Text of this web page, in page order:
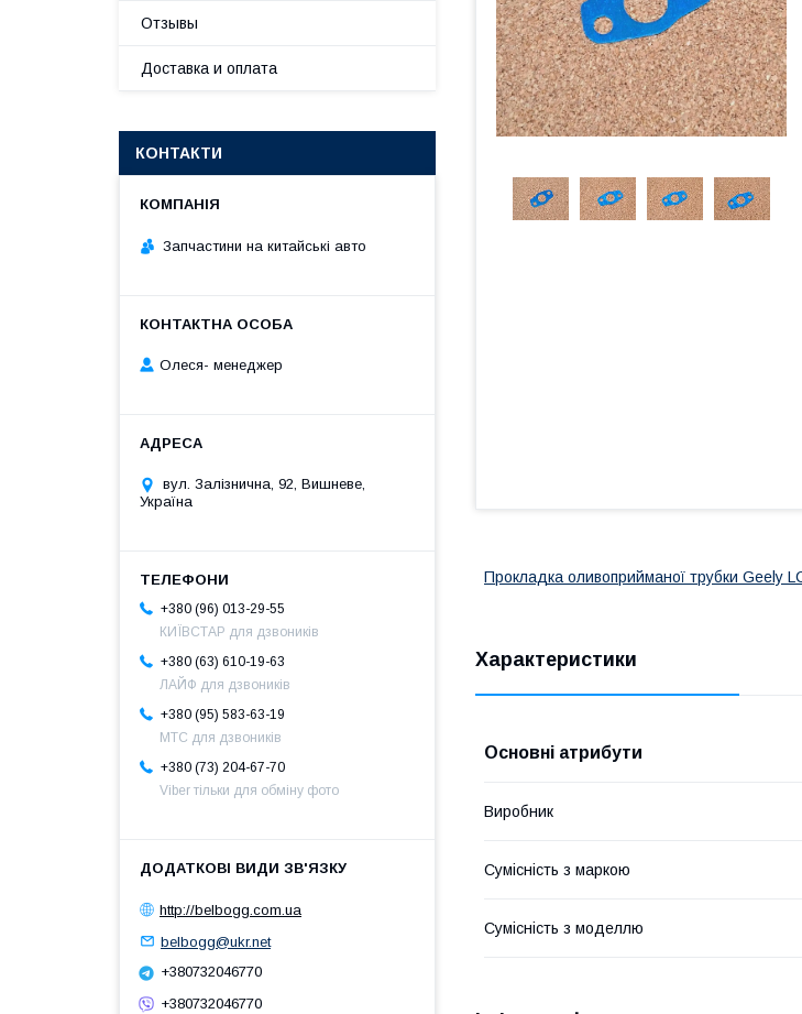
Прокладка оливоприйманої трубки Geely
Характеристики
Основні атрибути
Виробник
Сумісність з маркою
Сумісність з моделлю
Отзывы
Доставка и оплата
КОНТАКТИ
Запчастини на китайські авто
Олеся- менеджер
вул. Залізнична, 92, Вишневе,
Україна
+380 (96) 013-29-55
КИЇВСТАР для дзвоників
+380 (63) 610-19-63
ЛАЙФ для дзвоників
+380 (95) 583-63-19
МТС для дзвоників
+380 (73) 204-67-70
Viber тільки для обміну фото
http://belbogg.com.ua
belbogg@ukr.net
+380732046770
+380732046770